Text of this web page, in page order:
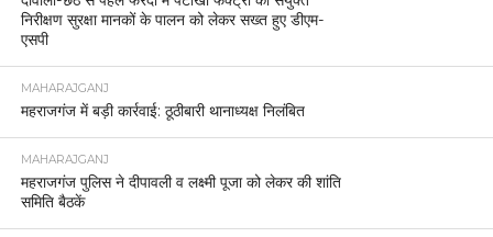
निरीक्षण सुरक्षा मानकों के पालन को लेकर सख्त हुए डीएम-
एसपी
MAHARAJGANJ
महराजगंज में बड़ी कार्रवाई: ठूठीबारी थानाध्यक्ष निलंबित
MAHARAJGANJ
महराजगंज पुलिस ने दीपावली व लक्ष्मी पूजा को लेकर की शांति
समिति बैठकें